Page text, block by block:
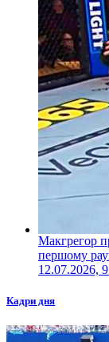
Макгрегор
першому
12.07.2026,
Кадри дня